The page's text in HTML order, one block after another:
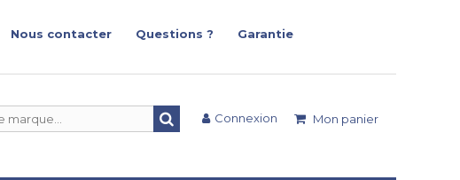
Nous contacter Questions ?
Garantie
Mon panier
Connexion